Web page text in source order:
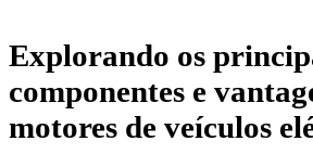
Explorando os
componentes e
motores de veículos